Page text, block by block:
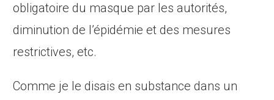
obligatoire du masque par les autorités,
diminution de l’épidémie et des mesures
restrictives, etc.
Comme je le disais en substance dans un